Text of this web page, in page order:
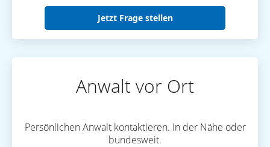
Jetzt Frage stellen
Anwalt vor Ort
Persönlichen Anwalt kontaktieren. In der Nähe oder
bundesweit.